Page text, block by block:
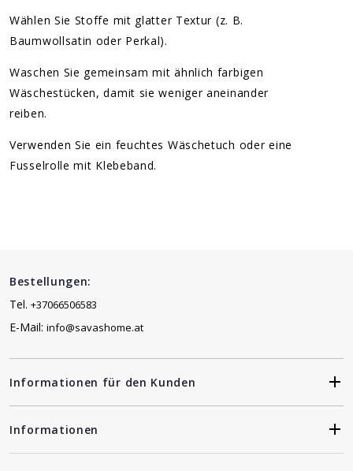
Wählen Sie Stoffe mit glatter Textur (z. B.
Baumwollsatin oder Perkal).
Waschen Sie gemeinsam mit ähnlich farbigen
Wäschestücken, damit sie weniger aneinander
reiben.
Verwenden Sie ein feuchtes Wäschetuch oder eine
Fusselrolle mit Klebeband.
Bestellungen:
Tel. +37066506583
E-Mail: info@savashome.at
Informationen für den Kunden
Informationen